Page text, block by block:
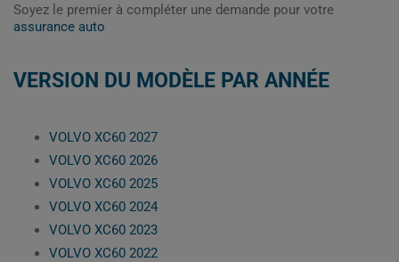
Soyez le premier à compléter une demande pour votre
assurance auto
VERSION DU MODÈLE PAR ANNÉE
VOLVO XC60 2027
VOLVO XC60 2026
VOLVO XC60 2025
VOLVO XC60 2024
VOLVO XC60 2023
VOLVO XC60 2022